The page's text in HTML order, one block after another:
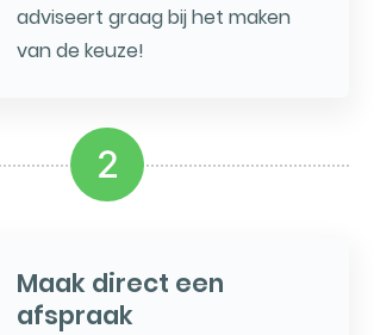
adviseert graag bij het maken
van de keuze!
2
Maak direct een
afspraak